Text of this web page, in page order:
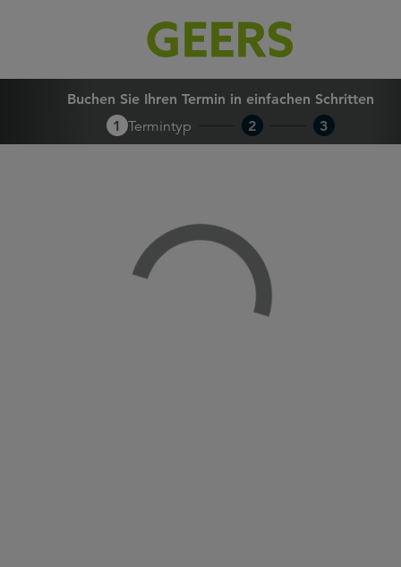
Buchen Sie Ihren Termin in
Buchen Sie Ihren Termin in einfachen Schritten
1 Termintyp 2 3
Loading...